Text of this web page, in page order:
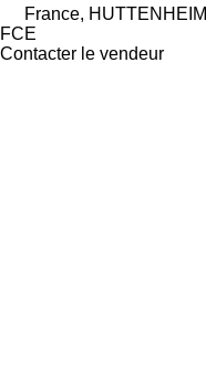
France, HUTTENHEIM
FCE
Contacter le vendeur